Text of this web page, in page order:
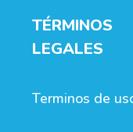
TÉRMINOS
LEGALES
Terminos de